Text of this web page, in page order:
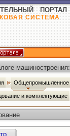
ПОРТАЛ
СИСТЕМА
машиностроения:
Общепромышленное
и комплектующие